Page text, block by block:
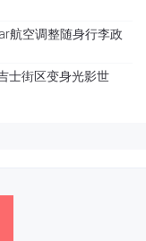
航空调整随身行李政
士街区变身光影世